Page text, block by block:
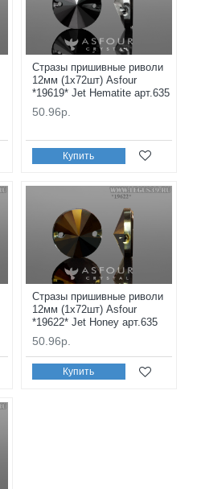
Стразы пришивные риволи
12мм (1x72шт) Asfour
*19619* Jet Hematite арт.635
50.96р.
Купить
Стразы пришивные риволи
12мм (1x72шт) Asfour
*19622* Jet Honey арт.635
50.96р.
Купить